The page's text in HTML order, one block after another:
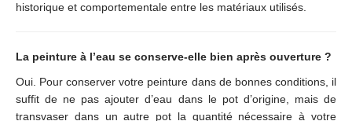
historique et comportementale entre les matériaux utilisés.
La peinture à l’eau se conserve-elle bien après ouverture ?
Oui. Pour conserver votre peinture dans de bonnes conditions, il
suffit de ne pas ajouter d’eau dans le pot d’origine, mais de
transvaser dans un autre pot la quantité nécessaire à votre